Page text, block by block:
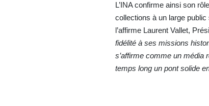
L’INA confirme ainsi son
collections à un large
l’affirme Laurent Vallet,
fidélité à ses missions
s’affirme comme un média
temps long un pont solide